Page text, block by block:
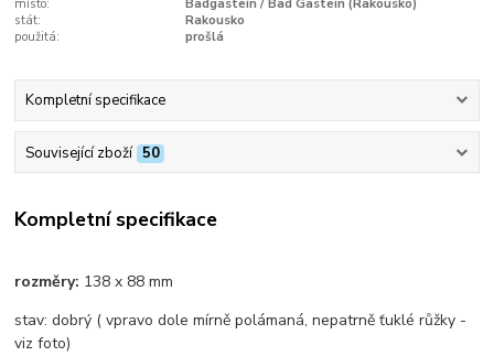
místo:
Badgastein / Bad Gastein (Rakousko)
stát:
Rakousko
použitá:
prošlá
Kompletní specifikace
Související zboží 50
Kompletní specifikace
rozměry: 138 x 88 mm
stav: dobrý ( vpravo dole mírně polámaná, nepatrně ťuklé růžky -
viz foto)